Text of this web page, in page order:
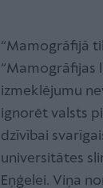
“Mamogrāfijā
“Mamogrāfijas
izmeklējumu
ignorēt valsts
dzīvībai
universitātes
Eņģelei. Viņa